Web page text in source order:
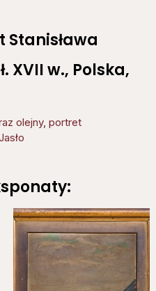
Stanisława
XVII w., Polska,
olejny, portret